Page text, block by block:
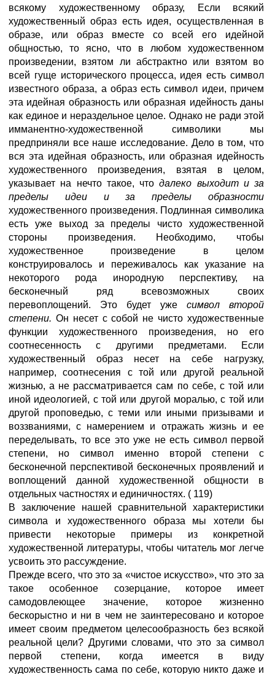
всякому художественному образу, Если всякий
художественный образ есть идея, осуществленная в
образе, или образ вместе со всей его идейной
общностью, то ясно, что в любом художественном
произведении, взятом ли абстрактно или взятом во
всей гуще исторического процесса, идея есть символ
известного образа, а образ есть символ идеи, причем
эта идейная образность или образная идейность даны
как единое и нераздельное целое. Однако не ради этой
имманентно-художественной символики мы
предприняли все наше исследование. Дело в том, что
вся эта идейная образность, или образная идейность
художественного произведения, взятая в целом,
указывает на нечто такое, чтодалеко выходит и за
пределы идеи и за пределы образности
художественного произведения. Подлинная символика
есть уже выход за пределы чисто художественной
стороны произведения. Необходимо, чтобы
художественное произведение в целом
конструировалось и переживалось как указание на
некоторого рода инородную перспективу, на
бесконечный ряд всевозможных своих
перевоплощений. Это будет уже символ второй
степени. Он несет с собой не чисто художественные
функции художественного произведения, но его
соотнесенность с другими предметами. Если
художественный образ несет на себе нагрузку,
например, соотнесения с той или другой реальной
жизнью, а не рассматривается сам по себе, с той или
иной идеологией, с той или другой моралью, с той или
другой проповедью, с теми или иными призывами и
воззваниями, с намерением и отражать жизнь и ее
переделывать, то все это уже не есть символ первой
степени, но символ именно второй степени с
бесконечной перспективой бесконечных проявлений и
воплощений данной художественной общности в
отдельных частностях и единичностях. ( 119)
В заключение нашей сравнительной характеристики
символа и художественного образа мы хотели бы
привести некоторые примеры из конкретной
художественной литературы, чтобы читатель мог легче
усвоить это рассуждение.
Прежде всего, что это за «чистое искусство», что это за
такое особенное созерцание, которое имеет
самодовлеющее значение, которое жизненно
бескорыстно и ни в чем не заинтересовано и которое
имеет своим предметом целесообразность без всякой
реальной цели? Другими словами, что это за символ
первой степени, когда имеется в виду
художественность сама по себе, которую никто даже и